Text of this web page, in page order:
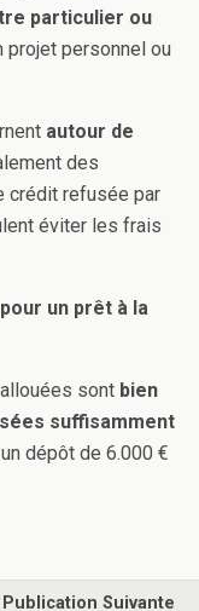
particulier ou
projet personnel ou
autour de
des
crédit refusée par
éviter les frais
pour un prêt à la
sont bien
suffisamment
un dépôt de 6.000 €
Publication Suivante